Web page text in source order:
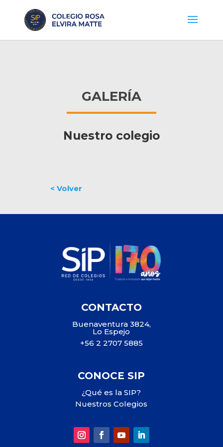
GALERÍA
Nuestro colegio
CONTACTO
Buenaventura 3824,
Lo Espejo
+56 2 2707 5885
CONOCE SIP
¿Qué es la SIP?
Nuestros Colegios